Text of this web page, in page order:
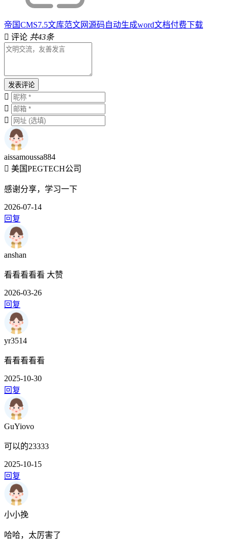
帝国CMS7.5文库范文网源码自动生成word文档付费下载
评论 共43条
发表评论
aissamoussa884
美国PEGTECH公司
感谢分享，学习一下
2026-07-14
回复
anshan
看看看看看 大赞
2026-03-26
回复
yr3514
看看看看看
2025-10-30
回复
GuYiovo
可以的23333
2025-10-15
回复
小小挽
哈哈，太厉害了